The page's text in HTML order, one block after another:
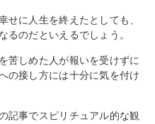
せに人生を終えたとしても、
るのだといえるでしょう。
苦しめた人が報いを受けずに
の接し方には十分に気を付け
記事でスピリチュアル的な観